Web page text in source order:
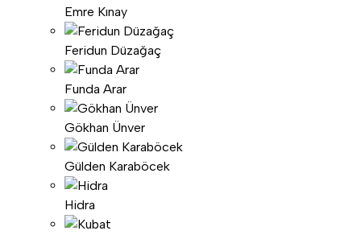
Emre Kınay
Feridun Düzağaç
Funda Arar
Gökhan Ünver
Gülden Karaböcek
Hidra